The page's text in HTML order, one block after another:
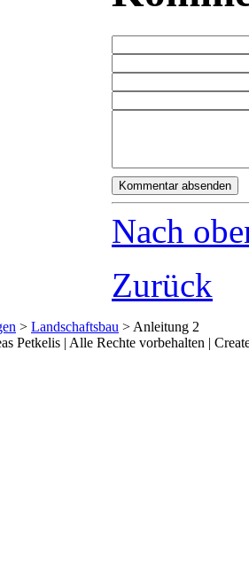
Nach
Zurück
> Landschaftsbau > Anleitung 2
Petkelis | Alle Rechte vorbehalten |